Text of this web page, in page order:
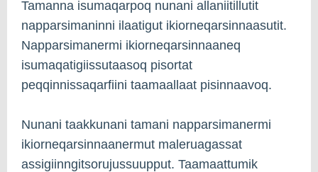
Tamanna isumaqarpoq nunani allaniitillutit
napparsimaninni ilaatigut ikiorneqarsinnaasutit.
Napparsimanermi ikiorneqarsinnaaneq
isumaqatigiissutaasoq pisortat
peqqinnissaqarfiini taamaallaat pisinnaavoq.
Nunani taakkunani tamani napparsimanermi
ikiorneqarsinnaanermut maleruagassat
assigiinngitsorujussuupput. Taamaattumik